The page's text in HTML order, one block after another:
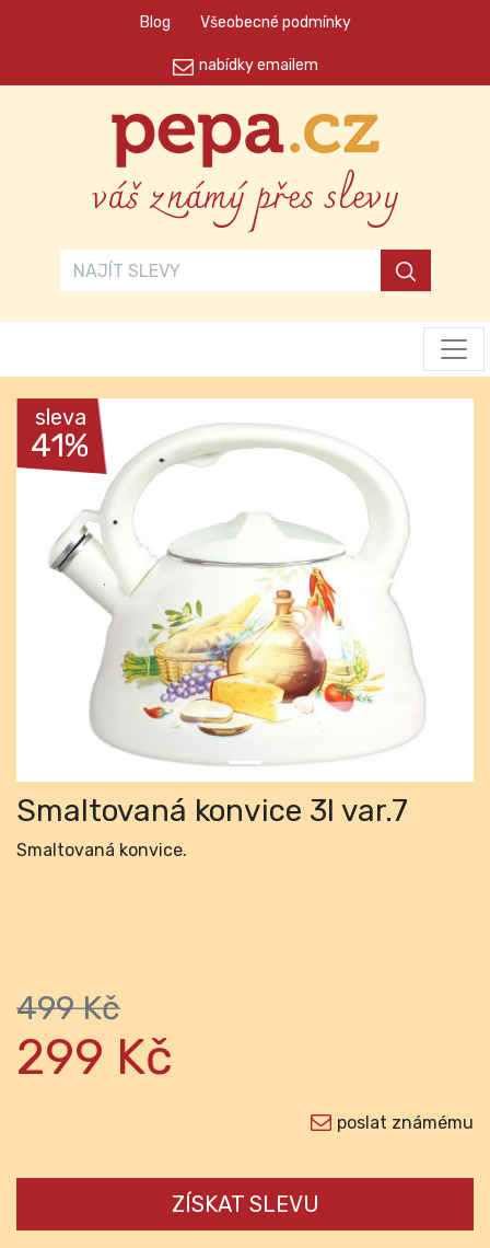
Blog Všeobecné podmínky
nabídky emailem
váš známý přes slevy
sleva
41%
Previous
Smaltovaná konvice 3l var.7
Smaltovaná konvice.
499 Kč
299 Kč
poslat známému
ZÍSKAT SLEVU